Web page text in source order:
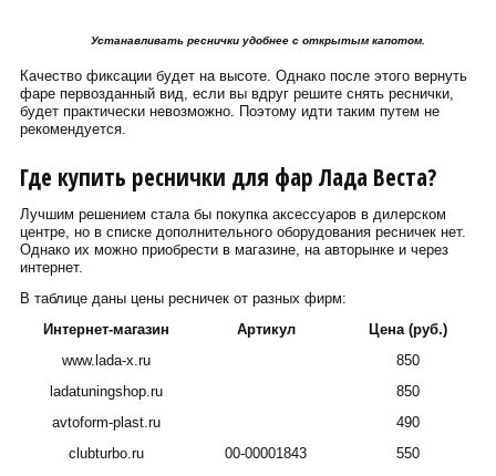
Устанавливать реснички удобнее с открытым капотом.
Качество фиксации будет на высоте. Однако после этого вернуть
фаре первозданный вид, если вы вдруг решите снять реснички,
будет практически невозможно. Поэтому идти таким путем не
рекомендуется.
Где купить реснички для фар Лада Веста?
Лучшим решением стала бы покупка аксессуаров в дилерском
центре, но в списке дополнительного оборудования ресничек нет.
Однако их можно приобрести в магазине, на авторынке и через
интернет.
В таблице даны цены ресничек от разных фирм:
Интернет-магазин
Артикул
Цена (руб.)
www.lada-x.ru
850
ladatuningshop.ru
850
avtoform-plast.ru
490
clubturbo.ru
00-00001843 550